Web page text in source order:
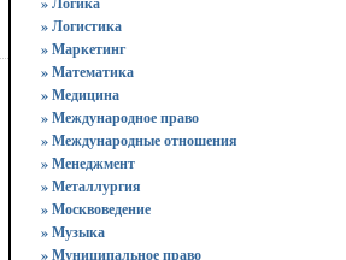
» Логистика
» Маркетинг
» Математика
» Медицина
» Международное право
» Международные отношения
» Менеджмент
» Металлургия
» Москвоведение
» Музыка
» Муниципальное право